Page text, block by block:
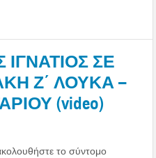
ΣΕ
Ζ΄ ΛΟΥΚΑ –
(video)
το σύντομο